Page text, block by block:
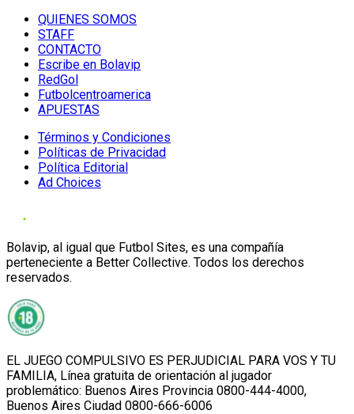
QUIENES SOMOS
STAFF
CONTACTO
Escribe en Bolavip
RedGol
Futbolcentroamerica
APUESTAS
Términos y Condiciones
Políticas de Privacidad
Política Editorial
Ad Choices
Bolavip, al igual que Futbol Sites, es una compañía
perteneciente a Better Collective. Todos los derechos
reservados.
EL JUEGO COMPULSIVO ES PERJUDICIAL PARA VOS Y TU
FAMILIA, Línea gratuita de orientación al jugador
problemático: Buenos Aires Provincia 0800-444-4000,
Buenos Aires Ciudad 0800-666-6006